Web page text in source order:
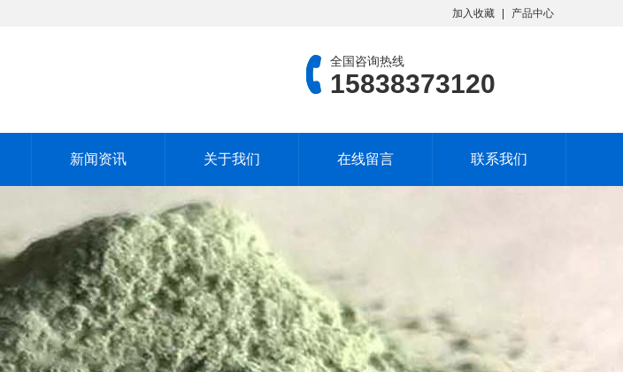
加入收藏 产品中心
全国咨询热线
15838373120
新闻资讯 关于我们 在线留言 联系我们